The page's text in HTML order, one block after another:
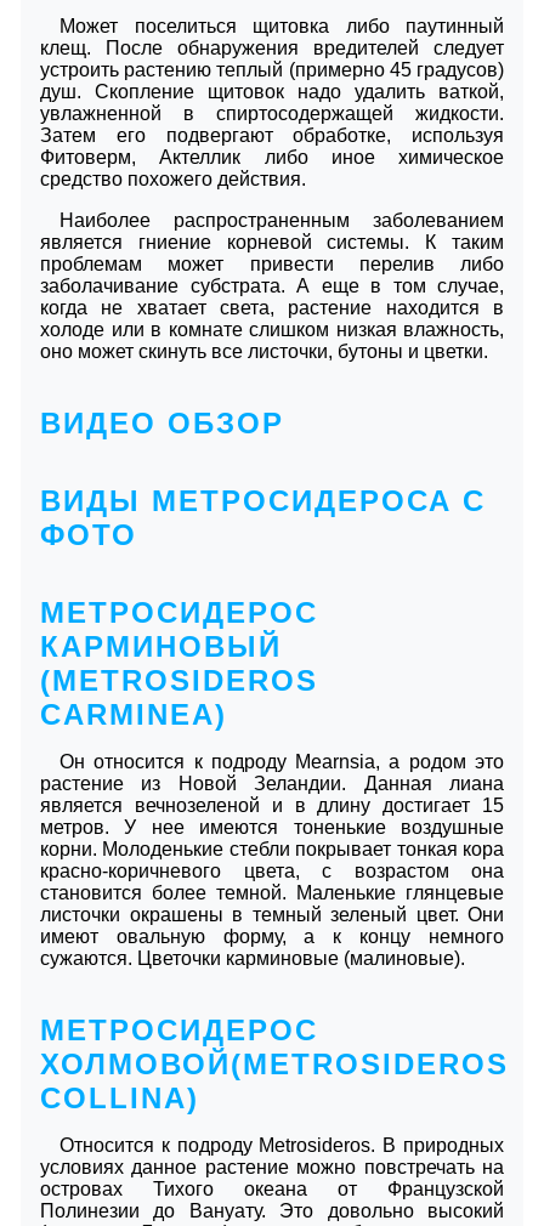
Может поселиться щитовка либо паутинный
клещ. После обнаружения вредителей следует
устроить растению теплый (примерно 45 градусов)
душ. Скопление щитовок надо удалить ваткой,
увлажненной в спиртосодержащей жидкости.
Затем его подвергают обработке, используя
Фитоверм, Актеллик либо иное химическое
средство похожего действия.
Наиболее распространенным заболеванием
является гниение корневой системы. К таким
проблемам может привести перелив либо
заболачивание субстрата. А еще в том случае,
когда не хватает света, растение находится в
холоде или в комнате слишком низкая влажность,
оно может скинуть все листочки, бутоны и цветки.
ВИДЕО ОБЗОР
ВИДЫ МЕТРОСИДЕРОСА С
ФОТО
МЕТРОСИДЕРОС
КАРМИНОВЫЙ
(METROSIDEROS
CARMINEA)
Он относится к подроду Mearnsia, а родом это
растение из Новой Зеландии. Данная лиана
является вечнозеленой и в длину достигает 15
метров. У нее имеются тоненькие воздушные
корни. Молоденькие стебли покрывает тонкая кора
красно-коричневого цвета, с возрастом она
становится более темной. Маленькие глянцевые
листочки окрашены в темный зеленый цвет. Они
имеют овальную форму, а к концу немного
сужаются. Цветочки карминовые (малиновые).
МЕТРОСИДЕРОС
ХОЛМОВОЙ(METROSIDEROS
COLLINA)
Относится к подроду Metrosideros. В природных
условиях данное растение можно повстречать на
островах Тихого океана от Французской
Полинезии до Вануату. Это довольно высокий